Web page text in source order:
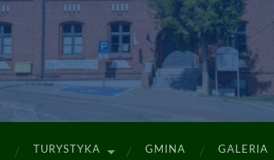
TURYSTYKA GMINA GALERIA